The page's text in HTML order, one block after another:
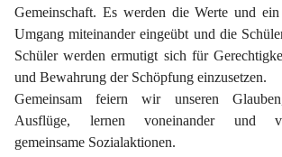
Gemeinschaft. Es werden die Werte und ein
Umgang miteinander eingeübt und die
Schüler werden ermutigt sich für
und Bewahrung der Schöpfung einzusetzen.
Gemeinsam feiern wir unseren
Ausflüge, lernen voneinander und
gemeinsame Sozialaktionen.